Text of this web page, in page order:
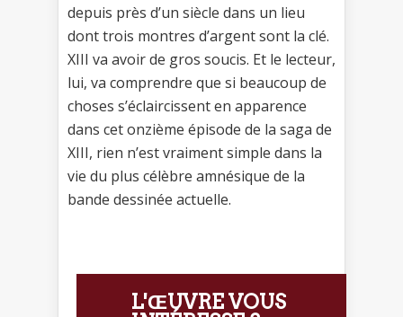
depuis près d’un siècle dans un lieu
dont trois montres d’argent sont la clé.
XIII va avoir de gros soucis. Et le lecteur,
lui, va comprendre que si beaucoup de
choses s’éclaircissent en apparence
dans cet onzième épisode de la saga de
XIII, rien n’est vraiment simple dans la
vie du plus célèbre amnésique de la
bande dessinée actuelle.
L'ŒUVRE VOUS